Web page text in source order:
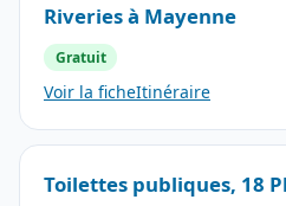
Riveries à Mayenne
Gratuit
Voir la ficheItinéraire
Toilettes publiques, 18